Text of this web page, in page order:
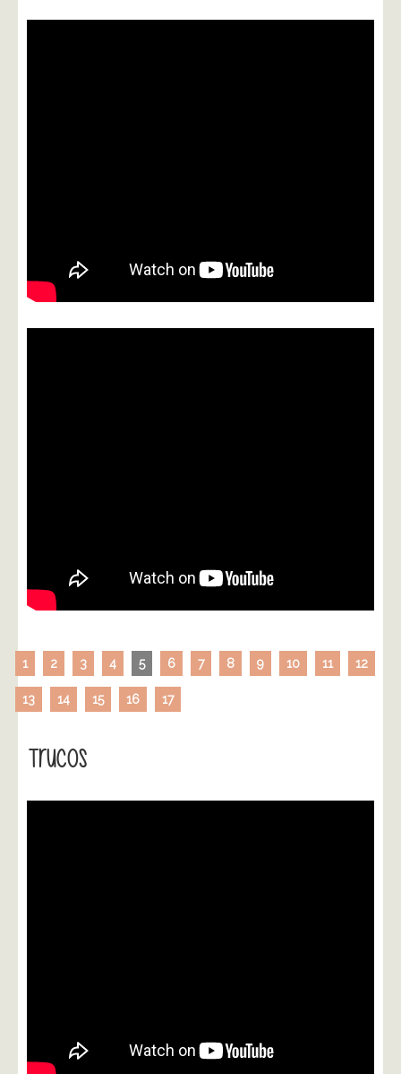
1 2 3 4 5 6 7 8 9 10 11 12
13 14 15 16 17
Trucos